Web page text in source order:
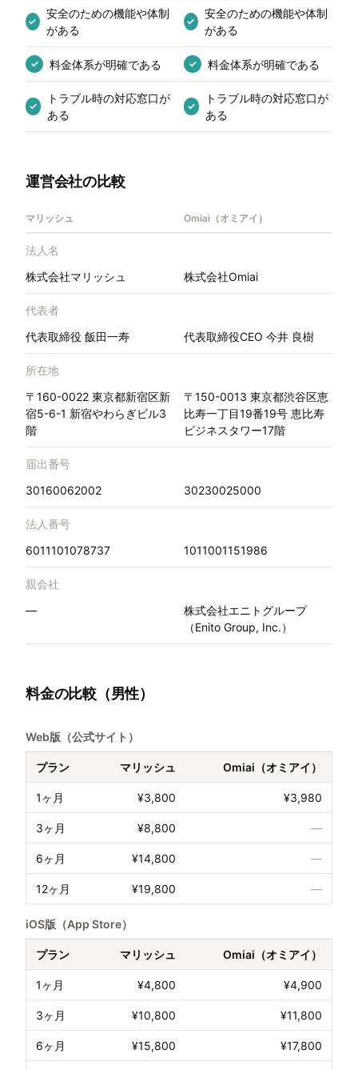
✓
安全のための機能や体制
がある
✓
安全のための機能や体制
がある
✓ 料金体系が明確である ✓ 料金体系が明確である
✓
トラブル時の対応窓口が
ある
✓
トラブル時の対応窓口が
ある
運営会社の比較
マリッシュ Omiai（オミアイ）
法人名
株式会社マリッシュ
株式会社Omiai
代表者
代表取締役 飯田一寿
代表取締役CEO 今井 良樹
所在地
〒160-0022 東京都新宿区新
宿5-6-1 新宿やわらぎビル3
階
〒150-0013 東京都渋谷区恵
比寿一丁目19番19号 恵比寿
ビジネスタワー17階
届出番号
30160062002
30230025000
法人番号
6011101078737
1011001151986
親会社
—
株式会社エニトグループ
（Enito Group, Inc.）
料金の比較（男性）
Web版（公式サイト）
プラン マリッシュ Omiai（オミアイ）
1ヶ月 ¥3,800 ¥3,980
3ヶ月 ¥8,800 —
6ヶ月 ¥14,800 —
12ヶ月 ¥19,800 —
iOS版（App Store）
プラン マリッシュ Omiai（オミアイ）
1ヶ月 ¥4,800 ¥4,900
3ヶ月 ¥10,800 ¥11,800
6ヶ月 ¥15,800 ¥17,800